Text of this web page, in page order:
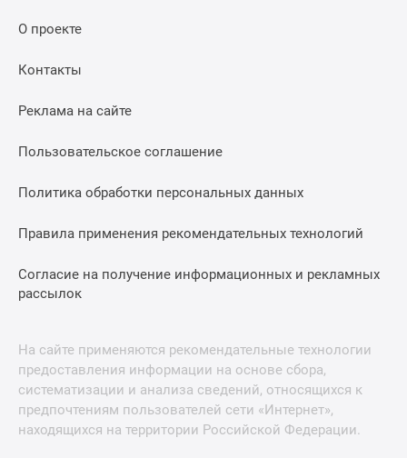
О проекте
Контакты
Реклама на сайте
Пользовательское соглашение
Политика обработки персональных данных
Правила применения рекомендательных технологий
Согласие на получение информационных и рекламных
рассылок
На сайте применяются рекомендательные технологии
предоставления информации на основе сбора,
систематизации и анализа сведений, относящихся к
предпочтениям пользователей сети «Интернет»,
находящихся на территории Российской Федерации.